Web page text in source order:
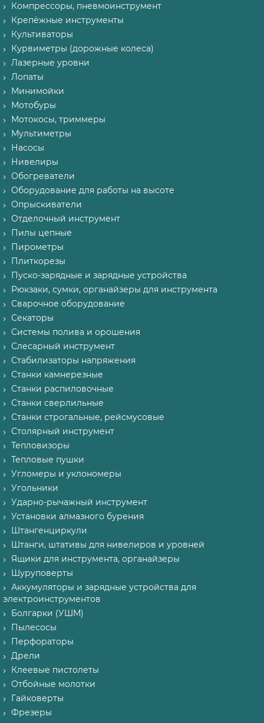
Компрессоры, пневмоинструмент
Крепёжные инструменты
Культиваторы
Курвиметры (дорожные колеса)
Лазерные уровни
Лопаты
Минимойки
Мотобуры
Мотокосы, триммеры
Мультиметры
Насосы
Нивелиры
Обогреватели
Оборудование для работы на высоте
Опрыскиватели
Отделочный инструмент
Пилы цепные
Пирометры
Плиткорезы
Пуско-зарядные и зарядные устройства
Рюкзаки, сумки, органайзеры для инструмента
Сварочное оборудование
Секаторы
Системы полива и орошения
Слесарный инструмент
Стабилизаторы напряжения
Станки камнерезные
Станки распиловочные
Станки сверлильные
Станки строгальные, рейсмусовые
Столярный инструмент
Тепловизоры
Тепловые пушки
Угломеры и уклономеры
Угольники
Ударно-рычажный инструмент
Установки алмазного бурения
Штангенциркули
Штанги, штативы для нивелиров и уровней
Ящики для инструмента, органайзеры
Шуруповерты
Аккумуляторы и зарядные устройства для
электроинструментов
Болгарки (УШМ)
Пылесосы
Перфораторы
Дрели
Клеевые пистолеты
Отбойные молотки
Гайковерты
Фрезеры